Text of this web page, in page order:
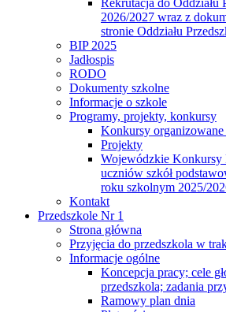
Rekrutacja do Oddziału
2026/2027 wraz z
stronie Oddziału
BIP 2025
Jadłospis
RODO
Dokumenty szkolne
Informacje o szkole
Programy, projekty, konkursy
Konkursy
Projekty
Wojewódzkie Konkursy
uczniów szkół
roku szkolnym 2025/
Kontakt
Przedszkole Nr 1
Strona główna
Przyjęcia do przedszkola w
Informacje ogólne
Koncepcja pracy; cele
przedszkola; zadania
Ramowy plan dnia